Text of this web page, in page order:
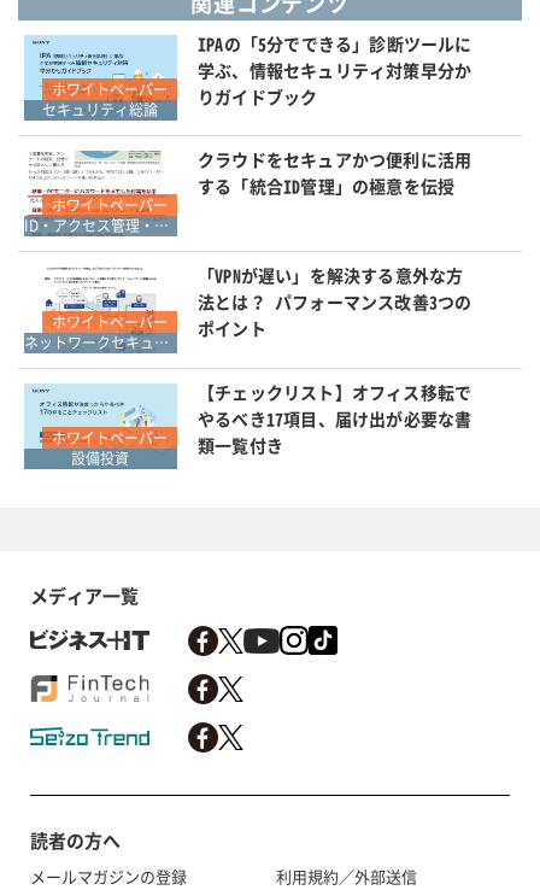
ホワイトペーパー
セキュリティ総論
IPAの「5分でできる」診断ツールに
学ぶ、情報セキュリティ対策早分か
りガイドブック
ホワイトペーパー
ID・アクセス管理・認証
クラウドをセキュアかつ便利に活用
する「統合ID管理」の極意を伝授
ホワイトペーパー
ネットワークセキュリティ・VPN
「VPNが遅い」を解決する意外な方
法とは？ パフォーマンス改善3つの
ポイント
ホワイトペーパー
設備投資
【チェックリスト】オフィス移転で
やるべき17項目、届け出が必要な書
類一覧付き
メディア一覧
読者の方へ
メールマガジンの登録
利用規約／外部送信